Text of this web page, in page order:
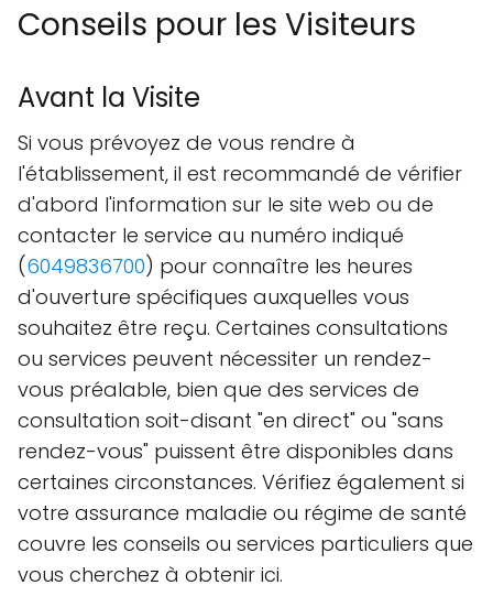
Conseils pour les Visiteurs
Avant la Visite
Si vous prévoyez de vous rendre à
l'établissement, il est recommandé de vérifier
d'abord l'information sur le site web ou de
contacter le service au numéro indiqué
(6049836700) pour connaître les heures
d'ouverture spécifiques auxquelles vous
souhaitez être reçu. Certaines consultations
ou services peuvent nécessiter un rendez-
vous préalable, bien que des services de
consultation soit-disant "en direct" ou "sans
rendez-vous" puissent être disponibles dans
certaines circonstances. Vérifiez également si
votre assurance maladie ou régime de santé
couvre les conseils ou services particuliers que
vous cherchez à obtenir ici.